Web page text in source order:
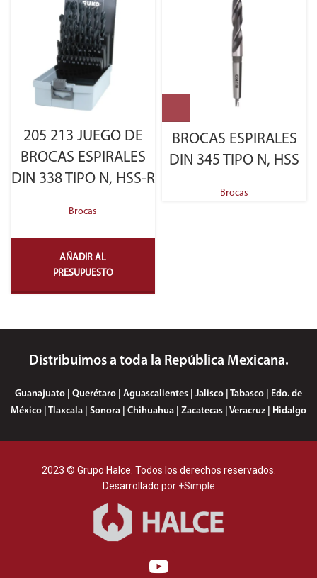
205 213 JUEGO DE
BROCAS ESPIRALES
DIN 338 TIPO N, HSS-R
Brocas
AÑADIR AL
PRESUPUESTO
BROCAS ESPIRALES
DIN 345 TIPO N, HSS
Brocas
Distribuimos a toda la República Mexicana.
Guanajuato | Querétaro | Aguascalientes | Jalisco | Tabasco | Edo. de
México | Tlaxcala | Sonora | Chihuahua | Zacatecas | Veracruz | Hidalgo
2023 © Grupo Halce. Todos los derechos reservados.
Desarrollado por +Simple